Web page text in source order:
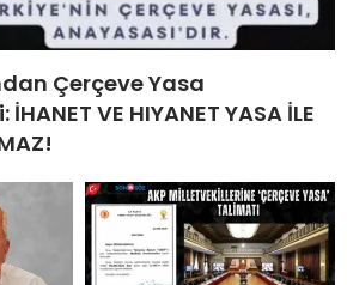
Çerçeve Yasa
VE HIYANET YASA İLE